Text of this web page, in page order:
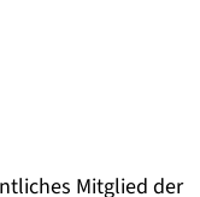
Mitglied der